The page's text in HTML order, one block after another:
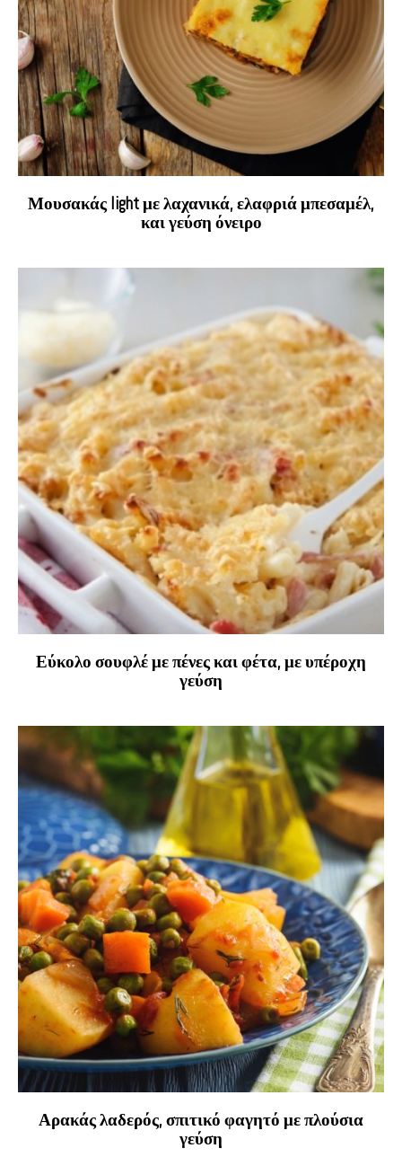
Μουσακάς light με λαχανικά, ελαφριά μπεσαμέλ,
και γεύση όνειρο
Εύκολο σουφλέ με πένες και φέτα, με υπέροχη
γεύση
Αρακάς λαδερός, σπιτικό φαγητό με πλούσια
γεύση